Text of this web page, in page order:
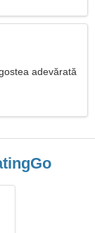
adevărată